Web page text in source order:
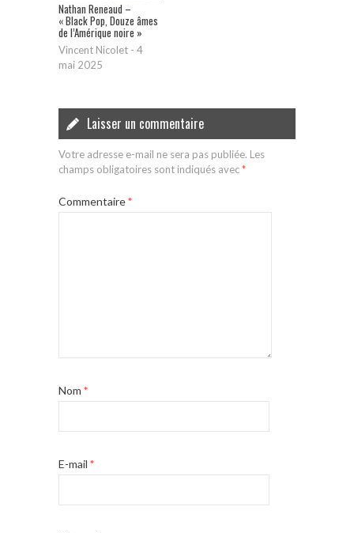
Nathan Reneaud –
« Black Pop, Douze âmes
de l’Amérique noire »
Vincent Nicolet - 4
mai 2025
Laisser un commentaire
Votre adresse e-mail ne sera pas publiée. Les
champs obligatoires sont indiqués avec*
Commentaire*
Nom *
E-mail *